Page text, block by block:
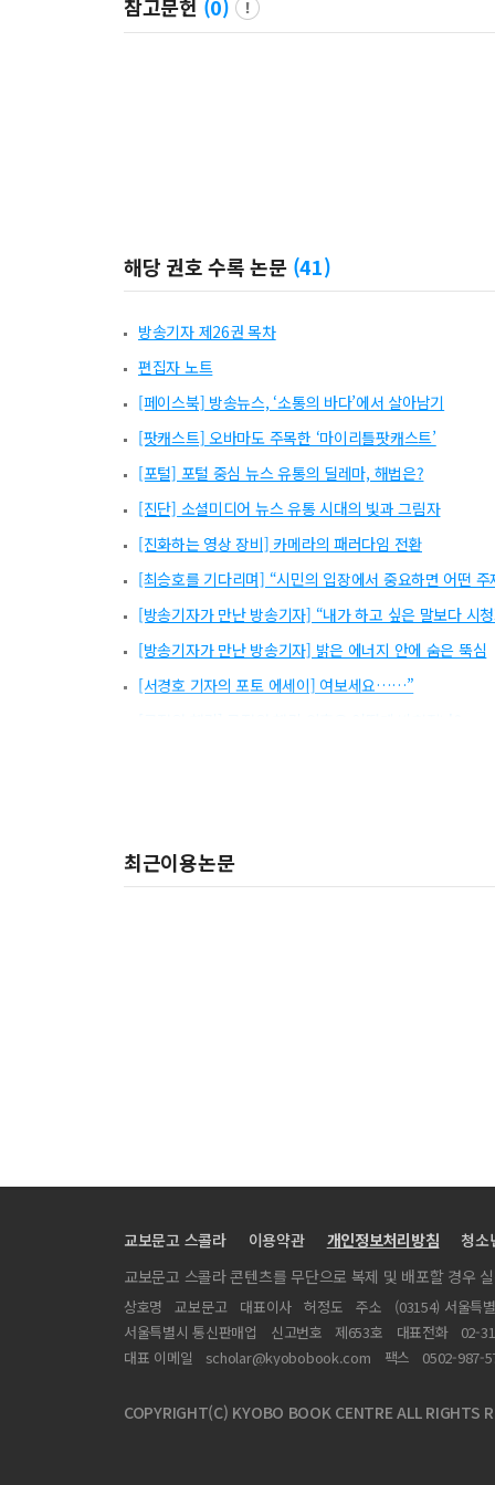
참고문헌 (0)
해당 권호 수록 논문 (41)
방송기자 제26권 목차
편집자 노트
[페이스북] 방송뉴스, ‘소통의 바다’에서 살아남기
[팟캐스트] 오바마도 주목한 ‘마이리틀팟캐스트’
[포털] 포털 중심 뉴스 유통의 딜레마, 해법은?
[진단] 소셜미디어 뉴스 유통 시대의 빛과 그림자
[진화하는 영상 장비] 카메라의 패러다임 전환
[최승호를 기다리며] “시민의 입장에서 중요하면 어떤
[방송기자가 만난 방송기자] “내가 하고 싶은 말보다 시
[방송기자가 만난 방송기자] 밝은 에너지 안에 숨은 뚝심
[서경호 기자의 포토 에세이] 여보세요……”
[해외 통신 : 독일] 언론 탄압 나선 검찰총장, 해임되다
[나의 육아] 나 ‘육휴’ 해본 남자야!
[나의 육아] 누군가의 세상이 된다는 건…
[나의 육아] 딸들과 함께 하는 인생 2막
[나의 육아] 조금만 더 기다려 준다면
[발행인 칼럼] 광복 70년, 분단 70년… 새로운 대결의 원
최근이용논문
교보문고 스콜라 이용약관 개인정보처리방침
청소
교보문고 스콜라 콘텐츠를 무단으로 복제 및 배포할 경우
상호명 교보문고 대표이사 허정도 주소
(03154) 서울특
서울특별시 통신판매업
신고번호 제653호 대표전화
02-
대표 이메일
scholar@kyobobook.com 팩스 0502-987-
COPYRIGHT(C) KYOBO BOOK CENTRE ALL RIGHTS